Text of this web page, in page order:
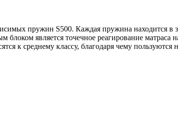
пружин S500. Каждая пружина находится в
является точечное реагирование матраса
к среднему классу, благодаря чему